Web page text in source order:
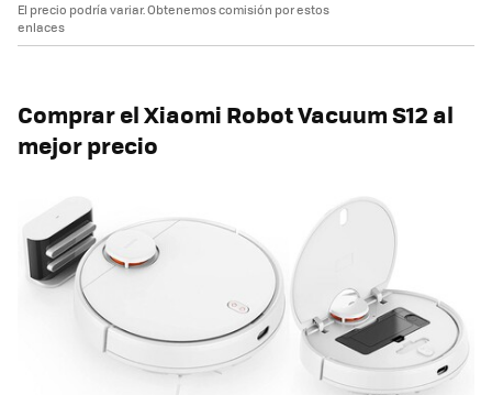
El precio podría variar. Obtenemos comisión por estos
enlaces
Comprar el Xiaomi Robot Vacuum S12 al
mejor precio